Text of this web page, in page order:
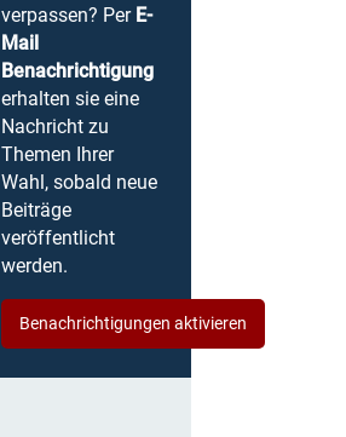
verpassen? Per E-
Mail
Benachrichtigung
erhalten sie eine
Nachricht zu
Themen Ihrer
Wahl, sobald neue
Beiträge
veröffentlicht
werden.
Benachrichtigungen aktivieren